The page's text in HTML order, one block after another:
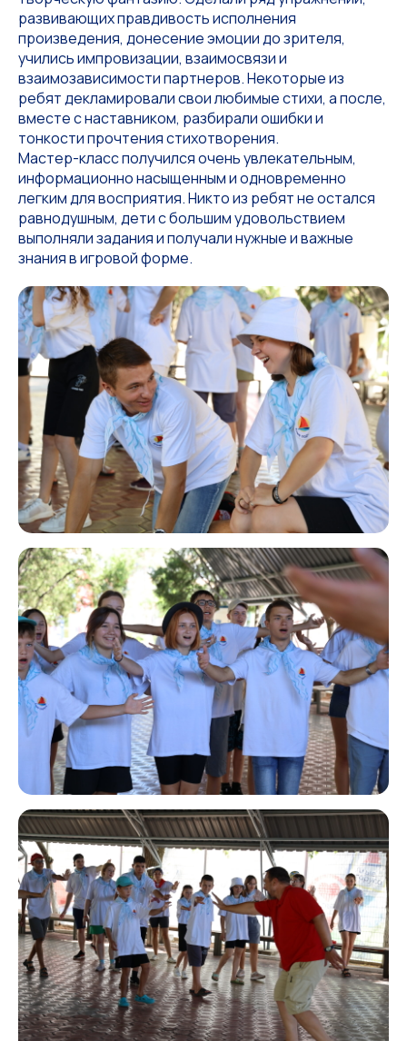
развивающих правдивость исполнения
произведения, донесение эмоции до зрителя,
учились импровизации, взаимосвязи и
взаимозависимости партнеров. Некоторые из
ребят декламировали свои любимые стихи, а после,
вместе с наставником, разбирали ошибки и
тонкости прочтения стихотворения.
Мастер-класс получился очень увлекательным,
информационно насыщенным и одновременно
легким для восприятия. Никто из ребят не остался
равнодушным, дети с большим удовольствием
выполняли задания и получали нужные и важные
знания в игровой форме.